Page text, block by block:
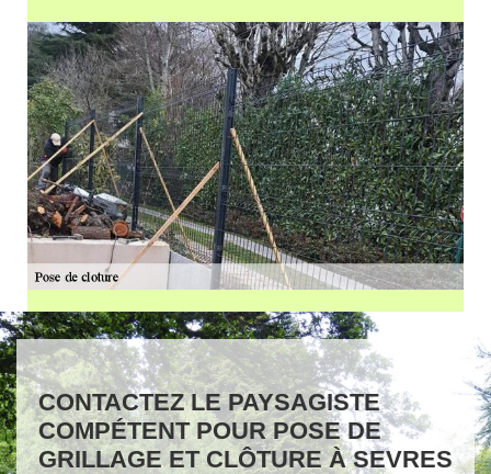
CONTACTEZ LE PAYSAGISTE
COMPÉTENT POUR POSE DE
GRILLAGE ET CLÔTURE À SEVRES